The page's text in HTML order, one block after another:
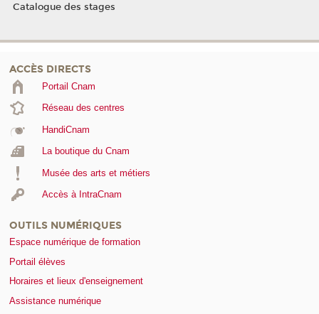
Catalogue des stages
ACCÈS DIRECTS
Portail Cnam
Réseau des centres
HandiCnam
La boutique du Cnam
Musée des arts et métiers
Accès à IntraCnam
OUTILS NUMÉRIQUES
Espace numérique de formation
Portail élèves
Horaires et lieux d'enseignement
Assistance numérique